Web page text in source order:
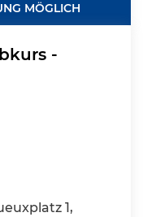
MÖGLICH
-
1,